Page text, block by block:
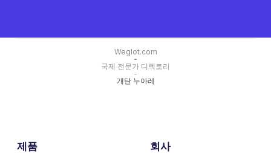
Weglot.com
-
국제 전문가 디렉토리
-
개탄 누아레
제품 회사